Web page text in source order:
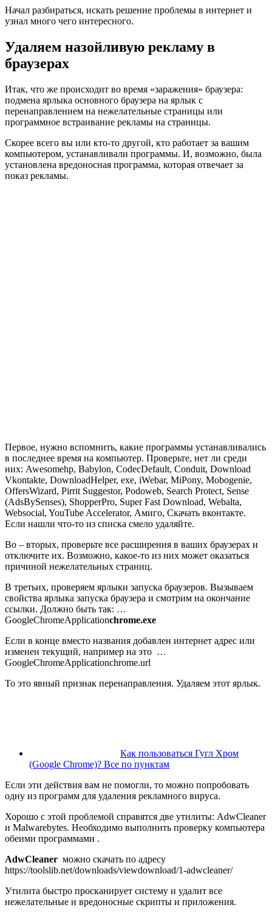
Начал разбираться, искать решение проблемы в интернет и
узнал много чего интересного.
Удаляем назойливую рекламу в
браузерах
Итак, что же происходит во время «заражения» браузера:
подмена ярлыка основного браузера на ярлык с
перенаправлением на нежелательные страницы или
программное встраивание рекламы на страницы.
Скорее всего вы или кто-то другой, кто работает за вашим
компьютером, устанавливали программы. И, возможно, была
установлена вредоносная программа, которая отвечает за
показ рекламы.
Первое, нужно вспомнить, какие программы устанавливались
в последнее время на компьютер. Проверьте, нет ли среди
них: Awesomehp, Babylon, CodecDefault, Conduit, Download
Vkontakte, DownloadHelper, exe, iWebar, MiPony, Mobogenie,
OffersWizard, Pirrit Suggestor, Podoweb, Search Protect, Sense
(AdsBySenses), ShopperPro, Super Fast Download, Webalta,
Websocial, YouTube Accelerator, Амиго, Скачать вконтакте.
Если нашли что-то из списка смело удаляйте.
Во – вторых, проверьте все расширения в ваших браузерах и
отключите их. Возможно, какое-то из них может оказаться
причиной нежелательных страниц.
В третьих, проверяем ярлыки запуска браузеров. Вызываем
свойства ярлыка запуска браузера и смотрим на окончание
ссылки. Должно быть так: …
GoogleChromeApplicationchrome.exe
Если в конце вместо названия добавлен интернет адрес или
изменен текущий, например на это …
GoogleChromeApplicationchrome.url
То это явный признак перенаправления. Удаляем этот ярлык.
Как пользоваться Гугл Хром
(Google Chrome)? Все по пунктам
Если эти действия вам не помогли, то можно попробовать
одну из программ для удаления рекламного вируса.
Хорошо с этой проблемой справятся две утилиты: AdwCleaner
и Malwarebytes. Необходимо выполнить проверку компьютера
обеими программами .
AdwCleaner можно скачать по адресу
https://toolslib.net/downloads/viewdownload/1-adwcleaner/
Утилита быстро просканирует систему и удалит все
нежелательные и вредоносные скрипты и приложения.